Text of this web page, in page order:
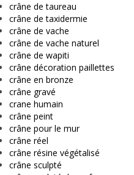
crâne de taureau
crâne de taxidermie
crâne de vache
crâne de vache naturel
crâne de wapiti
crâne décoration paillettes
crâne en bronze
crâne gravé
crane humain
crâne peint
crâne pour le mur
crâne réel
crâne résine végétalisé
crâne sculpté